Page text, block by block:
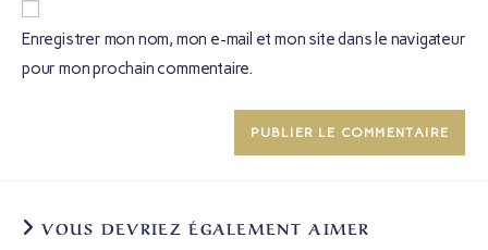
Enregistrer mon nom, mon e-mail et mon site dans le navigateur
pour mon prochain commentaire.
VOUS DEVRIEZ ÉGALEMENT AIMER